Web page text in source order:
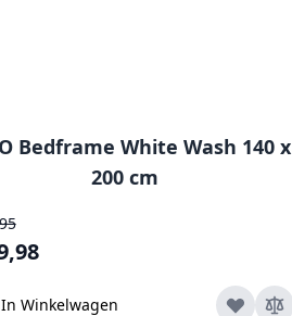
Bedframe White Wash 140 x
200 cm
prijs
prijs
In Winkelwagen